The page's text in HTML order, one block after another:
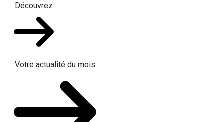
Découvrez
Votre actualité du mois